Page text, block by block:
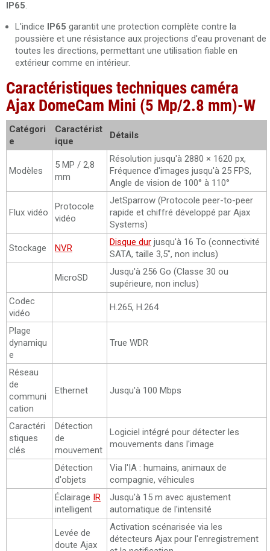
IP65.
L'indice IP65 garantit une protection complète contre la
poussière et une résistance aux projections d'eau provenant de
toutes les directions, permettant une utilisation fiable en
extérieur comme en intérieur.
Caractéristiques techniques caméra
Ajax DomeCam Mini (5 Mp/2.8 mm)-W
Catégori
e
Caractérist
ique
Détails
Modèles
5 MP / 2,8
mm
Résolution jusqu'à 2880 × 1620 px,
Fréquence d'images jusqu'à 25 FPS,
Angle de vision de 100° à 110°
Flux vidéo
Protocole
vidéo
JetSparrow (Protocole peer-to-peer
rapide et chiffré développé par Ajax
Systems)
Stockage NVR
Disque dur jusqu'à 16 To (connectivité
SATA, taille 3,5", non inclus)
MicroSD
Jusqu'à 256 Go (Classe 30 ou
supérieure, non inclus)
Codec
vidéo
H.265, H.264
Plage
dynamiqu
e
True WDR
Réseau
de
communi
cation
Ethernet Jusqu'à 100 Mbps
Caractéri
stiques
clés
Détection
de
mouvement
Logiciel intégré pour détecter les
mouvements dans l'image
Détection
d'objets
Via l'IA : humains, animaux de
compagnie, véhicules
Éclairage IR
intelligent
Jusqu'à 15 m avec ajustement
automatique de l'intensité
Levée de
doute Ajax
Activation scénarisée via les
détecteurs Ajax pour l'enregistrement